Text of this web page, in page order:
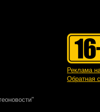
Реклама
Обратная